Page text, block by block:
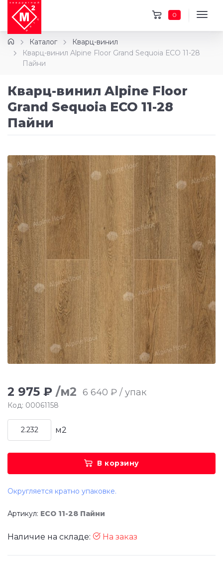
0
Каталог
Кварц-винил
Кварц-винил Alpine Floor Grand Sequoia ЕСО 11-28
Пайни
Кварц-винил Alpine Floor
Grand Sequoia ЕСО 11-28
Пайни
2 975 ₽ /м2 6 640 ₽ / упак
Код: 00061158
м2
В корзину
Округляется кратно упаковке.
Артикул: ЕСО 11-28 Пайни
Наличие на складе: На заказ